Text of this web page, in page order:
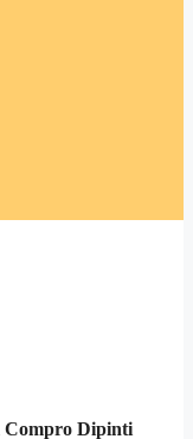
Compro Dipinti